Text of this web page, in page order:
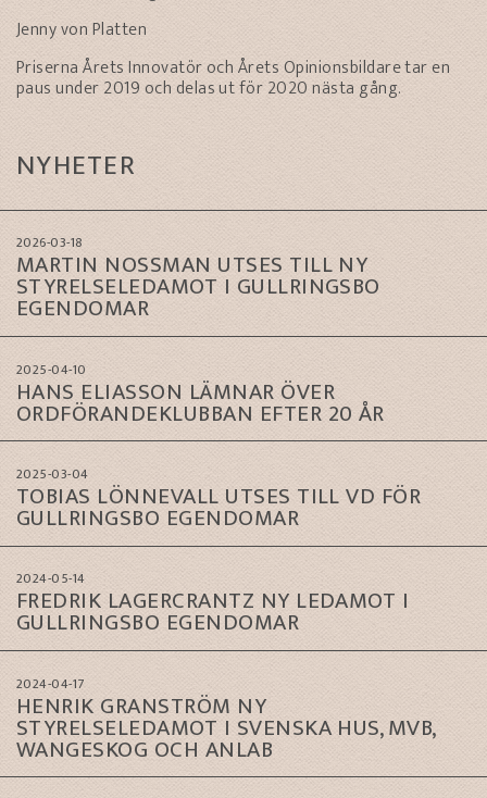
Jenny von Platten
Priserna Årets Innovatör och Årets Opinionsbildare tar en
paus under 2019 och delas ut för 2020 nästa gång.
NYHETER
2026-03-18
MARTIN NOSSMAN UTSES TILL NY
STYRELSELEDAMOT I GULLRINGSBO
EGENDOMAR
2025-04-10
HANS ELIASSON LÄMNAR ÖVER
ORDFÖRANDEKLUBBAN EFTER 20 ÅR
2025-03-04
TOBIAS LÖNNEVALL UTSES TILL VD FÖR
GULLRINGSBO EGENDOMAR
2024-05-14
FREDRIK LAGERCRANTZ NY LEDAMOT I
GULLRINGSBO EGENDOMAR
2024-04-17
HENRIK GRANSTRÖM NY
STYRELSELEDAMOT I SVENSKA HUS, MVB,
WANGESKOG OCH ANLAB